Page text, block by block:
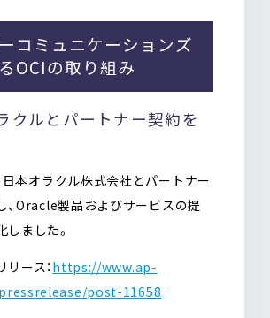
コミュニケーションズ
OCIの取り組み
クルとパートナー契約を
日本オラクル株式会社とパートナー
、Oracle製品およびサービスの提
ました。
ース：https://www.ap-
post-11658